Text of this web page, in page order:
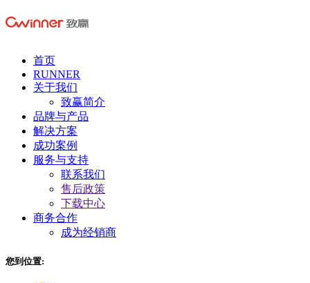
首页
RUNNER
关于我们
致赢简介
品牌与产品
解决方案
成功案例
服务与支持
联系我们
售后政策
下载中心
商务合作
成为经销商
您到位置: